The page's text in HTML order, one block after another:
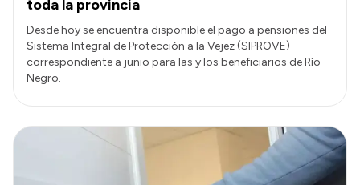
toda la provincia
Desde hoy se encuentra disponible el pago a pensiones del
Sistema Integral de Protección a la Vejez (SIPROVE)
correspondiente a junio para las y los beneficiarios de Río
Negro.